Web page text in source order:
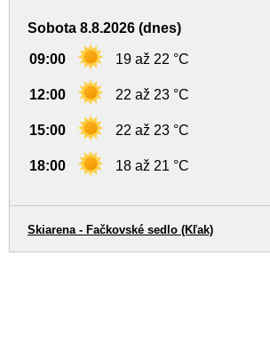
Sobota 8.8.2026 (dnes)
09:00 19 až 22 °C
12:00 22 až 23 °C
15:00 22 až 23 °C
18:00 18 až 21 °C
Skiarena - Fačkovské sedlo (Kľak)